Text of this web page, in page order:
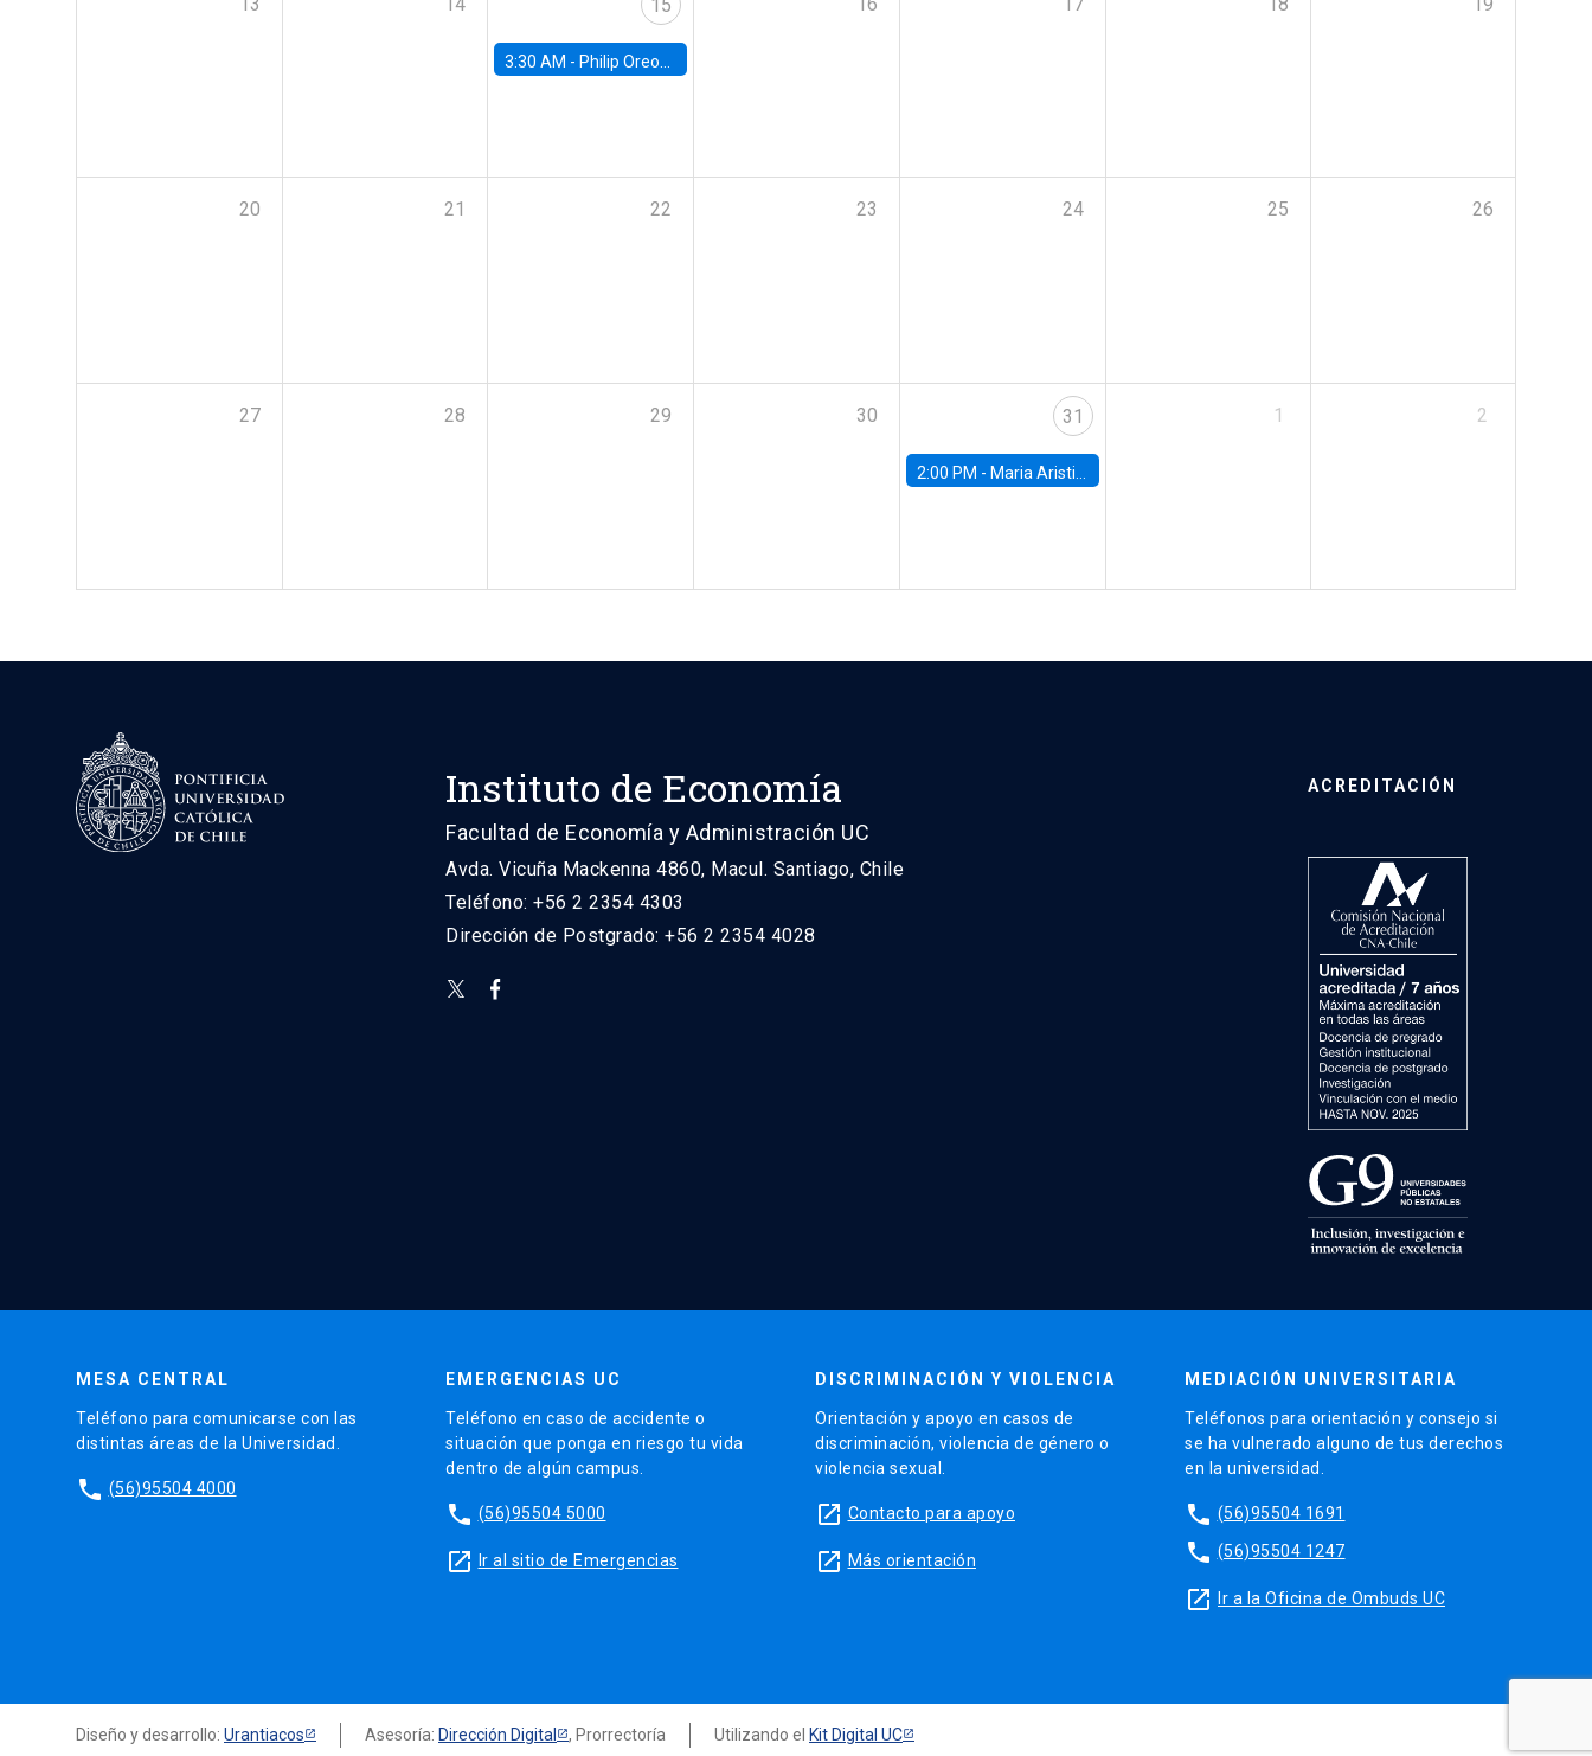
15
3:30 AM - Philip Oreopolous, University of Toronto
20 21 22 23 24 25 26
27 28 29 30 31
2:00 PM - Maria Aristizabal-Ramirez, FED Board
1 2
Instituto de Economía
Facultad de Economía y Administración UC
Avda. Vicuña Mackenna 4860, Macul. Santiago, Chile
Teléfono: +56 2 2354 4303
Dirección de Postgrado: +56 2 2354 4028
ACREDITACIÓN
MESA CENTRAL
Teléfono para comunicarse con las
distintas áreas de la Universidad.
phone (56)95504 4000
EMERGENCIAS UC
Teléfono en caso de accidente o
situación que ponga en riesgo tu vida
dentro de algún campus.
phone (56)95504 5000
launch Ir al sitio de Emergencias
DISCRIMINACIÓN Y VIOLENCIA
Orientación y apoyo en casos de
discriminación, violencia de género o
violencia sexual.
launch Contacto para apoyo
launch Más orientación
MEDIACIÓN UNIVERSITARIA
Teléfonos para orientación y consejo si
se ha vulnerado alguno de tus derechos
en la universidad.
phone (56)95504 1691
phone (56)95504 1247
launch Ir a la Oficina de Ombuds UC
Diseño y desarrollo: Urantiacos Asesoría: Dirección Digital , Prorrectoría Utilizando el Kit Digital UC